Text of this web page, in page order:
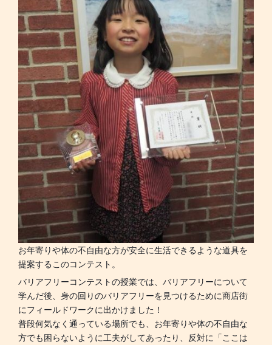
お年寄りや体の不自由な方が安全に生活できるような道具を
提案するこのコンテスト。
バリアフリーコンテストの授業では、バリアフリーについて
学んだ後、身の回りのバリアフリーを見つけるために商店街
にフィールドワークに出かけました！
普段何気なく通っている場所でも、お年寄りや体の不自由な
方でも困らないように工夫がしてあったり、反対に「ここは